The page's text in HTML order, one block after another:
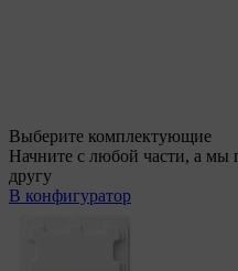
Выберите комплектующие
Начните с любой части, а мы
другу
В конфигуратор